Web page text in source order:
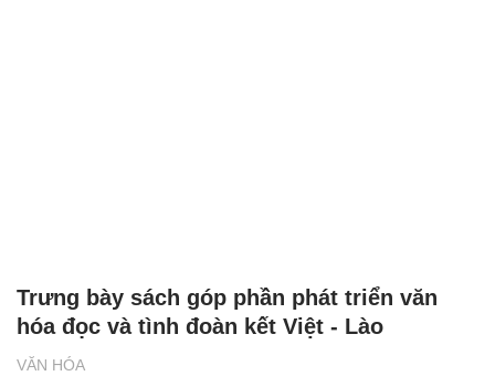
VĂN HÓA
Trưng bày sách góp phần phát triển văn
hóa đọc và tình đoàn kết Việt - Lào